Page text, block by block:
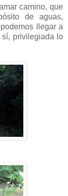
camino, que
de aguas,
llegar a
sí, privilegiada lo